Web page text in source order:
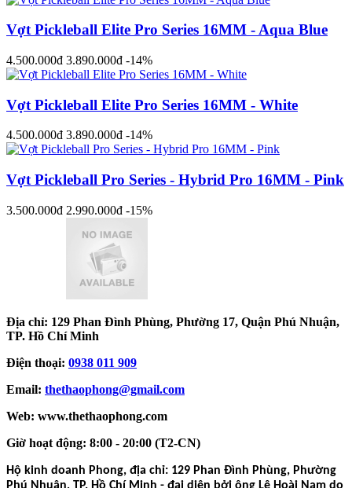
Vợt Pickleball Elite Pro Series 16MM - Aqua Blue
4.500.000đ 3.890.000đ -14%
Vợt Pickleball Elite Pro Series 16MM - White
4.500.000đ 3.890.000đ -14%
Vợt Pickleball Pro Series - Hybrid Pro 16MM - Pink
3.500.000đ 2.990.000đ -15%
Địa chỉ: 129 Phan Đình Phùng, Phường 17, Quận Phú Nhuận,
TP. Hồ Chí Minh
Điện thoại: 0938 011 909
Email: thethaophong@gmail.com
Web: www.thethaophong.com
Giờ hoạt động: 8:00 - 20:00 (T2-CN)
Hộ kinh doanh Phong, địa chỉ: 129 Phan Đình Phùng, Phường